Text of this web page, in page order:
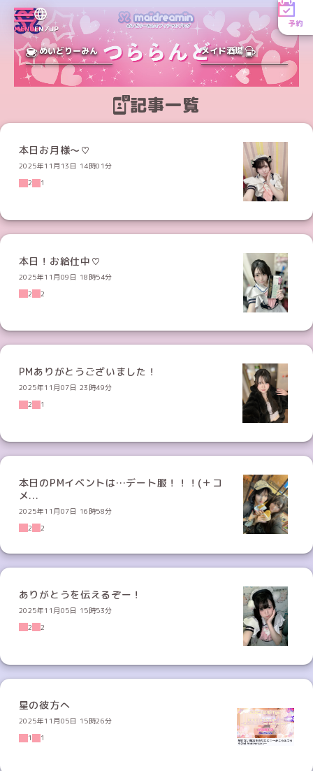
MENUEN／JP
予約
めいどりーみん メイド酒場
記事一覧
本日お月様〜♡
2025年11月13日 14時01分
2
1
本日！お給仕中♡
2025年11月09日 18時54分
2
2
PMありがとうございました！
2025年11月07日 23時49分
2
1
本日のPMイベントは…デート服！！！(＋コ
メ...
2025年11月07日 16時58分
2
2
ありがとうを伝えるぞー！
2025年11月05日 15時53分
2
2
星の彼方へ
2025年11月05日 15時26分
1
1